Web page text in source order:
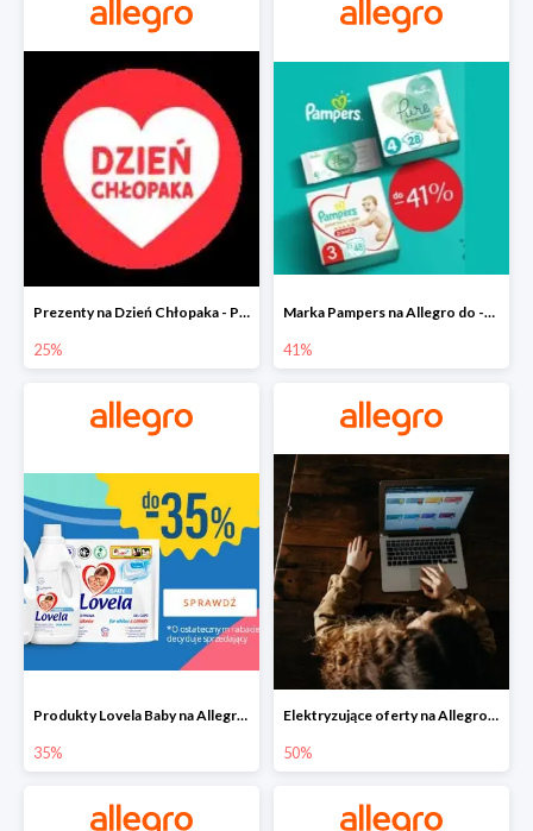
Prezenty na Dzień Chłopaka - Produkty SOXO do -25%
25%
Marka Pampers na Allegro do -41%
41%
Produkty Lovela Baby na Allegro do -35%
35%
Elektryzujące oferty na Allegro do -50%
50%